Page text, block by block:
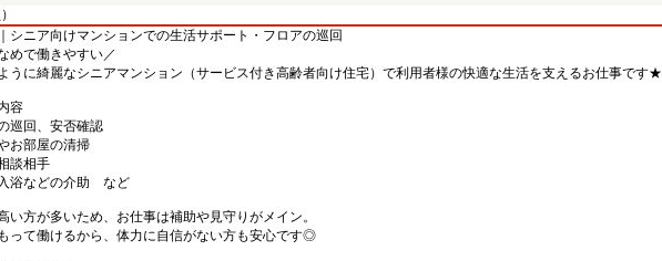
シニア向けマンションでの生活サポート・フロアの巡回
めで働きやすい／
うに綺麗なシニアマンション（サービス付き高齢者向け住宅）で利用者様の快適な生活を支えるお仕事です★
容
巡回、安否確認
お部屋の清掃
談相手
入浴などの介助 など
い方が多いため、お仕事は補助や見守りがメイン。
って働けるから、体力に自信がない方も安心です◎